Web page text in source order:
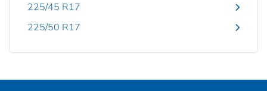
225/45 R17
225/50 R17